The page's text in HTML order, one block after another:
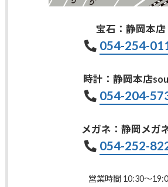
宝石：静岡本店
054-254-
時計：静岡本店
054-204-
メガネ：静岡メガ
054-252-
営業時間 10:30〜